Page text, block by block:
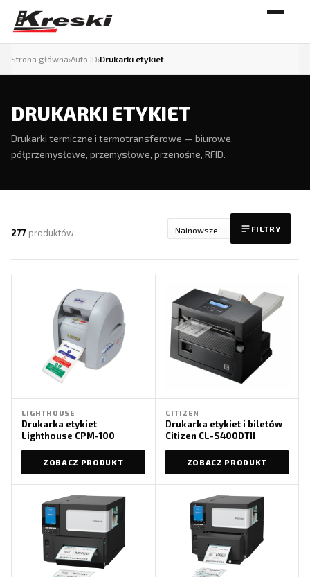
Strona główna›Auto ID›Drukarki etykiet
DRUKARKI ETYKIET
Drukarki termiczne i termotransferowe — biurowe,
półprzemysłowe, przemysłowe, przenośne, RFID.
277 produktów FILTRY
LIGHTHOUSE
Drukarka etykiet
Lighthouse CPM-100
ZOBACZ PRODUKT
CITIZEN
Drukarka etykiet i biletów
Citizen CL-S400DTII
ZOBACZ PRODUKT